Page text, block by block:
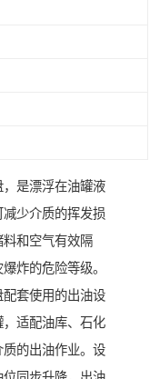
是漂浮在油罐液
少介质的挥发损
和空气有效隔
炸的危险等级。
套使用的出油设
适配油库、石化
的出油作业。设